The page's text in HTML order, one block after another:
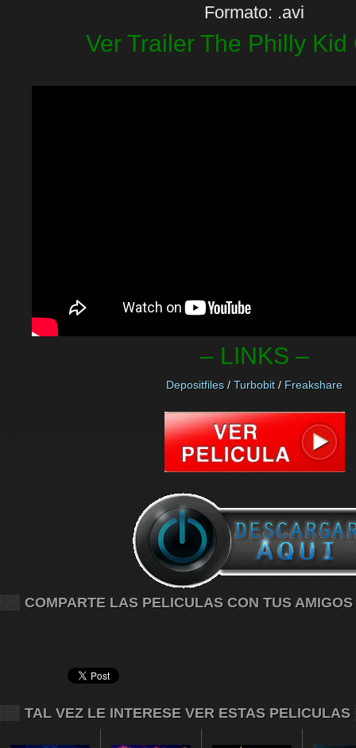
Formato: .avi
Ver Trailer The Philly Kid
– LINKS –
Depositfiles / Turbobit / Freakshare
COMPARTE LAS PELICULAS CON TUS AMIGOS
TAL VEZ LE INTERESE VER ESTAS PELICULAS